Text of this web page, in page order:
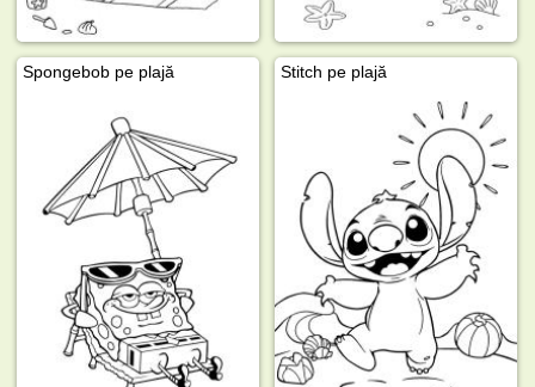
Spongebob pe plajă Stitch pe plajă